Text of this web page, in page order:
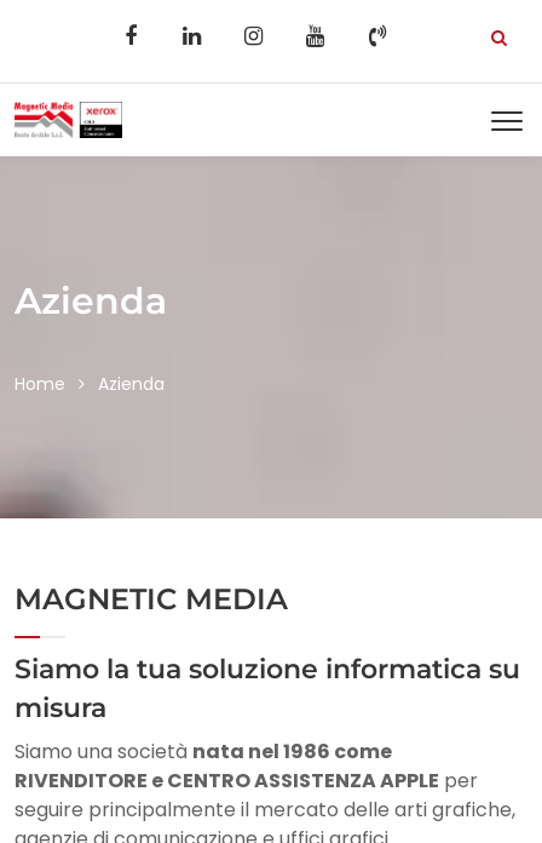
Azienda
Home Azienda
MAGNETIC MEDIA
Siamo la tua soluzione informatica su
misura​
Siamo una società nata nel 1986 come
RIVENDITORE e CENTRO ASSISTENZA APPLE per
seguire principalmente il mercato delle arti grafiche,